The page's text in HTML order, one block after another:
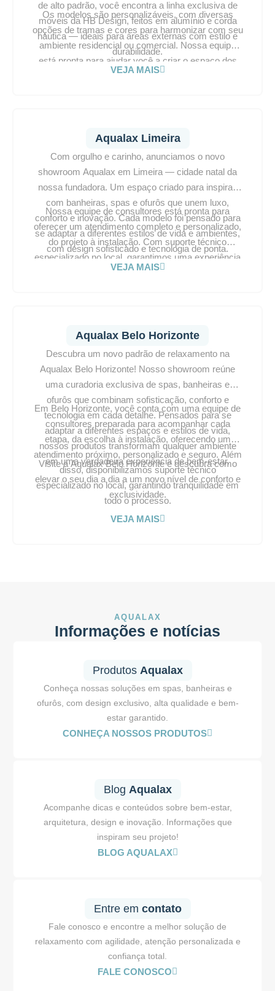
de alto padrão, você encontra a linha exclusiva de
móveis da HB Design, feitos em alumínio e corda
náutica — ideais para áreas externas com estilo e
durabilidade.
Os modelos são personalizáveis, com diversas
opções de tramas e cores para harmonizar com seu
ambiente residencial ou comercial. Nossa equipe
está pronta para ajudar você a criar o espaço dos
seus sonhos. Visite a Aqualax Jundiaí e transforme
VEJA MAIS
Aqualax Limeira
Com orgulho e carinho, anunciamos o novo
showroom Aqualax em Limeira — cidade natal da
nossa fundadora. Um espaço criado para inspirar,
com banheiras, spas e ofurôs que unem luxo,
conforto e inovação. Cada modelo foi pensado para
se adaptar a diferentes estilos de vida e ambientes,
com design sofisticado e tecnologia de ponta.
Nossa equipe de consultores está pronta para
oferecer um atendimento completo e personalizado,
do projeto à instalação. Com suporte técnico
especializado no local, garantimos uma experiência
impecável. Visite a Aqualax Limeira e transforme
VEJA MAIS
Aqualax Belo Horizonte
Descubra um novo padrão de relaxamento na
Aqualax Belo Horizonte! Nosso showroom reúne
uma curadoria exclusiva de spas, banheiras e
ofurôs que combinam sofisticação, conforto e
tecnologia em cada detalhe. Pensados para se
adaptar a diferentes espaços e estilos de vida,
nossos produtos transformam qualquer ambiente
em uma verdadeira experiência de bem-estar.
Em Belo Horizonte, você conta com uma equipe de
consultores preparada para acompanhar cada
etapa, da escolha à instalação, oferecendo um
atendimento próximo, personalizado e seguro. Além
disso, disponibilizamos suporte técnico
especializado no local, garantindo tranquilidade em
todo o processo.
Visite a Aqualax Belo Horizonte e descubra como
elevar o seu dia a dia a um novo nível de conforto e
exclusividade.
VEJA MAIS
AQUALAX
Informações e notícias
Produtos Aqualax
Conheça nossas soluções em spas, banheiras e
ofurôs, com design exclusivo, alta qualidade e bem-
estar garantido.
CONHEÇA NOSSOS PRODUTOS
Blog Aqualax
Acompanhe dicas e conteúdos sobre bem-estar,
arquitetura, design e inovação. Informações que
inspiram seu projeto!
BLOG AQUALAX
Entre em contato
Fale conosco e encontre a melhor solução de
relaxamento com agilidade, atenção personalizada e
confiança total.
FALE CONOSCO